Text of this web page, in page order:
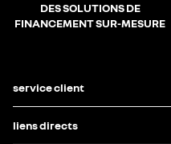
DES SOLUTIONS DE
FINANCEMENT SUR-MESURE
service client
liens directs